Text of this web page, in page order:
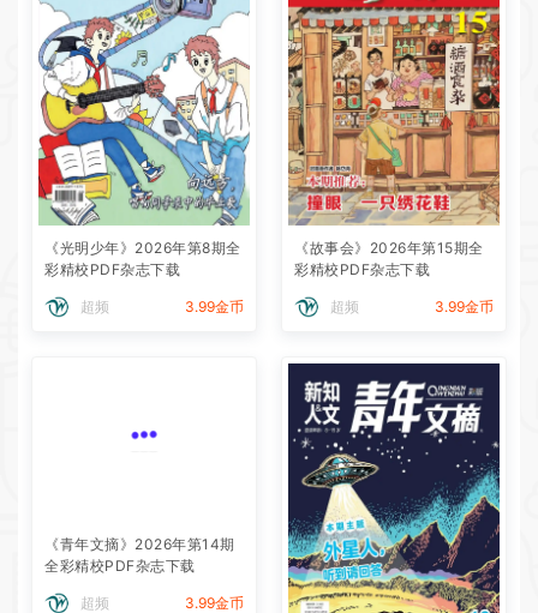
《光明少年》2026年第8期全
彩精校PDF杂志下载
超频 3.99金币
《故事会》2026年第15期全
彩精校PDF杂志下载
超频 3.99金币
《青年文摘》2026年第14期
全彩精校PDF杂志下载
超频 3.99金币